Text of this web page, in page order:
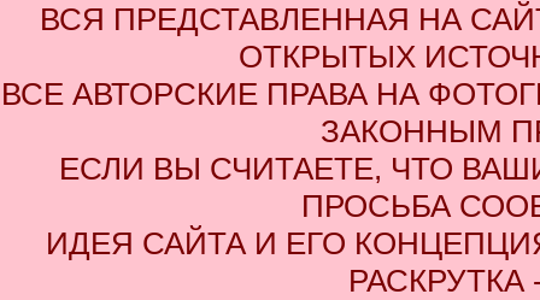
ВСЯ ПРЕДСТАВЛЕННАЯ НА
ОТКРЫТЫХ
ВСЕ АВТОРСКИЕ ПРАВА НА
ЗАКОННЫМ
ЕСЛИ ВЫ СЧИТАЕТЕ, ЧТО
ПРОСЬБА
ИДЕЯ САЙТА И ЕГО
РАСКРУТКА